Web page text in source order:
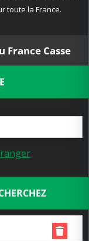
toute la France.
France Casse